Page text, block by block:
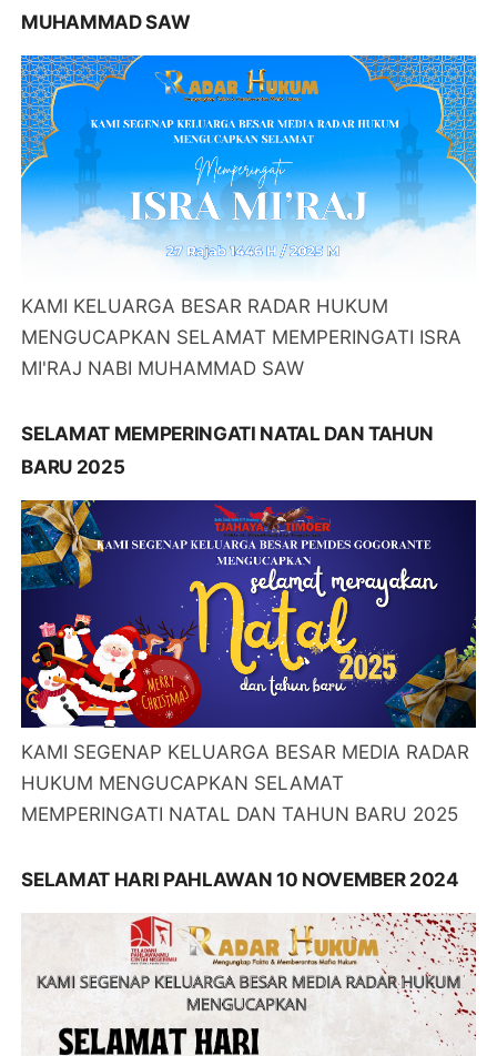
MUHAMMAD SAW
KAMI KELUARGA BESAR RADAR HUKUM
MENGUCAPKAN SELAMAT MEMPERINGATI ISRA
MI'RAJ NABI MUHAMMAD SAW
SELAMAT MEMPERINGATI NATAL DAN TAHUN
BARU 2025
KAMI SEGENAP KELUARGA BESAR MEDIA RADAR
HUKUM MENGUCAPKAN SELAMAT
MEMPERINGATI NATAL DAN TAHUN BARU 2025
SELAMAT HARI PAHLAWAN 10 NOVEMBER 2024